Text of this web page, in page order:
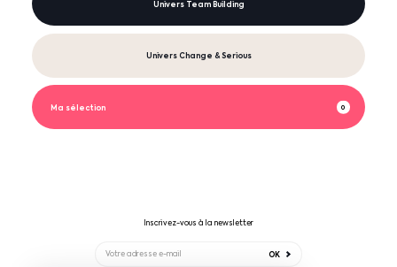
Univers Team Building
Univers Change & Serious
0
Ma sélection
Inscrivez-vous à la newsletter
OK